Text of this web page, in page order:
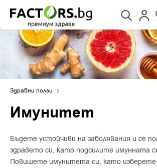
Здравни ползи
Имунитет
Бъдете устойчиви на заболявания и се
здравето си, като подсилите имунната
Повишете имунитета си, като